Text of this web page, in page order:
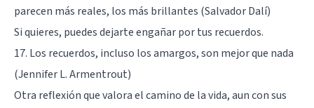
parecen más reales, los más brillantes (Salvador Dalí)
Si quieres, puedes dejarte engañar por tus recuerdos.
17. Los recuerdos, incluso los amargos, son mejor que nada
(Jennifer L. Armentrout)
Otra reflexión que valora el camino de la vida, aun con sus